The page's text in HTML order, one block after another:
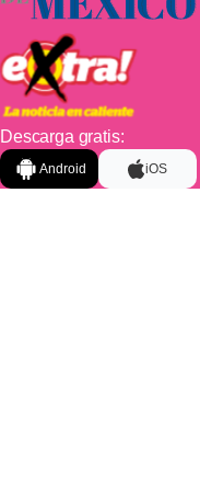
Descarga gratis:
Android iOS